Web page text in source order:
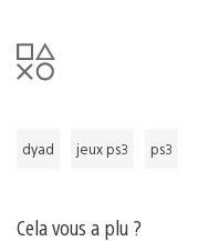
dyad jeux ps3 ps3
Cela vous a plu ?